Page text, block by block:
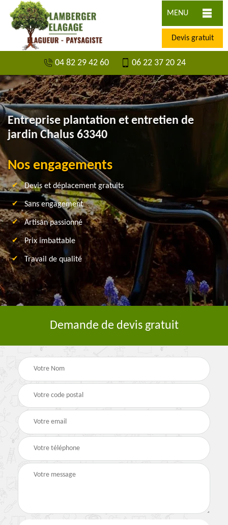
MENU
Devis gratuit
04 82 29 42 60 06 22 37 20 24
Entreprise plantation et entretien de
jardin Chalus 63340
Nos engagements
Devis et déplacement gratuits
Sans engagement
Artisan passionné
Prix imbattable
Travail de qualité
Demande de devis gratuit